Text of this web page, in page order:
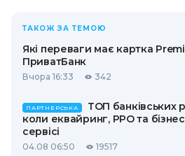
ТАКОЖ ЗА ТЕМОЮ
Які переваги має картка
ПриватБанк
Вчора 16:33 342
ПАРТНЕРСЬКА
ТОП банківських
коли еквайринг, РРО та
сервісі
04.08 06:50 19517